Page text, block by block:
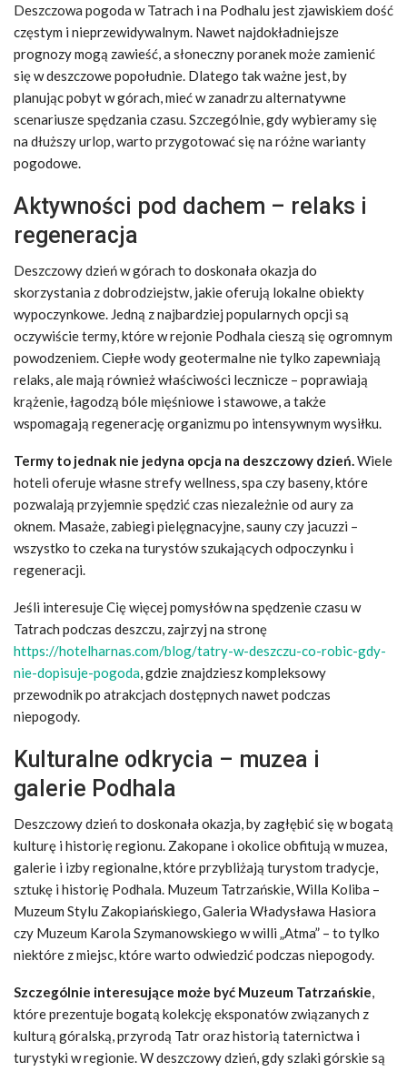
Deszczowa pogoda w Tatrach i na Podhalu jest zjawiskiem dość
częstym i nieprzewidywalnym. Nawet najdokładniejsze
prognozy mogą zawieść, a słoneczny poranek może zamienić
się w deszczowe popołudnie. Dlatego tak ważne jest, by
planując pobyt w górach, mieć w zanadrzu alternatywne
scenariusze spędzania czasu. Szczególnie, gdy wybieramy się
na dłuższy urlop, warto przygotować się na różne warianty
pogodowe.
Aktywności pod dachem – relaks i
regeneracja
Deszczowy dzień w górach to doskonała okazja do
skorzystania z dobrodziejstw, jakie oferują lokalne obiekty
wypoczynkowe. Jedną z najbardziej popularnych opcji są
oczywiście termy, które w rejonie Podhala cieszą się ogromnym
powodzeniem. Ciepłe wody geotermalne nie tylko zapewniają
relaks, ale mają również właściwości lecznicze – poprawiają
krążenie, łagodzą bóle mięśniowe i stawowe, a także
wspomagają regenerację organizmu po intensywnym wysiłku.
Termy to jednak nie jedyna opcja na deszczowy dzień.Wiele
hoteli oferuje własne strefy wellness, spa czy baseny, które
pozwalają przyjemnie spędzić czas niezależnie od aury za
oknem. Masaże, zabiegi pielęgnacyjne, sauny czy jacuzzi –
wszystko to czeka na turystów szukających odpoczynku i
regeneracji.
Jeśli interesuje Cię więcej pomysłów na spędzenie czasu w
Tatrach podczas deszczu, zajrzyj na stronę
https://hotelharnas.com/blog/tatry-w-deszczu-co-robic-gdy-
nie-dopisuje-pogoda, gdzie znajdziesz kompleksowy
przewodnik po atrakcjach dostępnych nawet podczas
niepogody.
Kulturalne odkrycia – muzea i
galerie Podhala
Deszczowy dzień to doskonała okazja, by zagłębić się w bogatą
kulturę i historię regionu. Zakopane i okolice obfitują w muzea,
galerie i izby regionalne, które przybliżają turystom tradycje,
sztukę i historię Podhala. Muzeum Tatrzańskie, Willa Koliba –
Muzeum Stylu Zakopiańskiego, Galeria Władysława Hasiora
czy Muzeum Karola Szymanowskiego w willi „Atma” – to tylko
niektóre z miejsc, które warto odwiedzić podczas niepogody.
Szczególnie interesujące może być Muzeum Tatrzańskie,
które prezentuje bogatą kolekcję eksponatów związanych z
kulturą góralską, przyrodą Tatr oraz historią taternictwa i
turystyki w regionie. W deszczowy dzień, gdy szlaki górskie są